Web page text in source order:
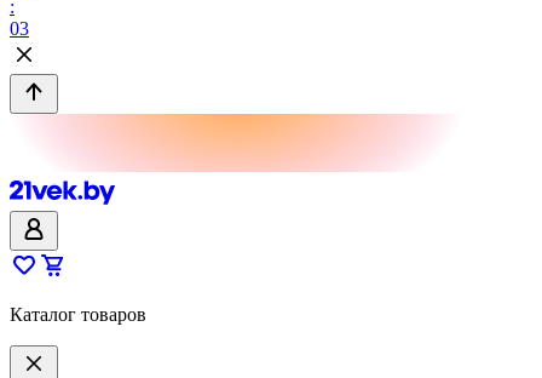
:
03
Каталог товаров